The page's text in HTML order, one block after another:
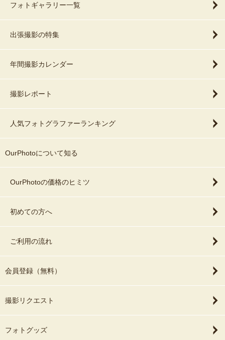
フォトギャラリー一覧
出張撮影の特集
年間撮影カレンダー
撮影レポート
人気フォトグラファーランキング
OurPhotoについて知る
OurPhotoの価格のヒミツ
初めての方へ
ご利用の流れ
会員登録（無料）
撮影リクエスト
フォトグッズ